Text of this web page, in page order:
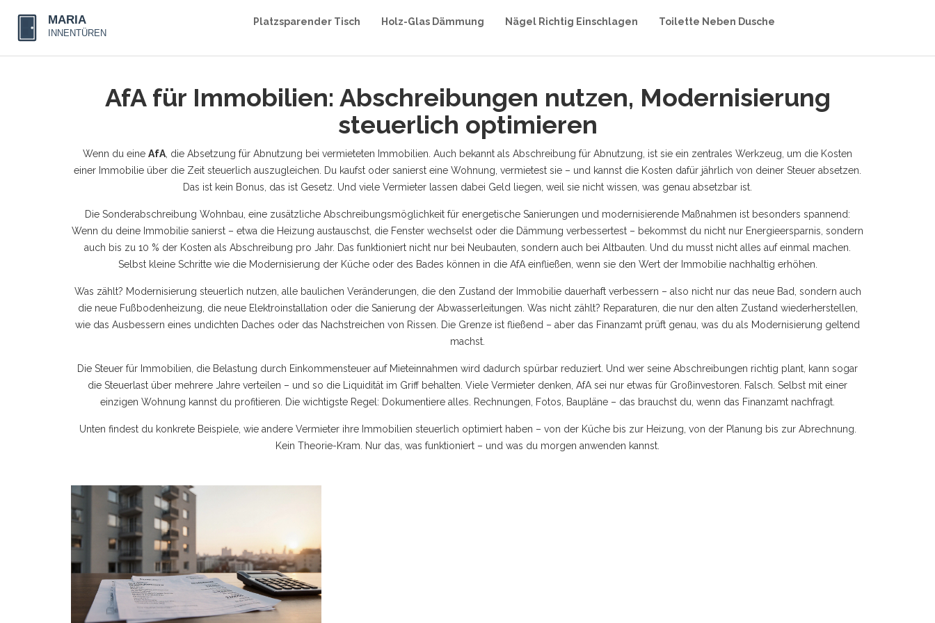
Platzsparender Tisch Holz-Glas Dämmung Nägel Richtig Einschlagen Toilette Neben Dusche
AfA für Immobilien: Abschreibungen nutzen, Modernisierung
steuerlich optimieren
Wenn du eine AfA die Absetzung für Abnutzung bei vermieteten Immobilien . Auch bekannt als Abschreibung für Abnutzung , ist sie ein zentrales Werkzeug, um die Kosten
einer Immobilie über die Zeit steuerlich auszugleichen.
Du kaufst oder sanierst eine Wohnung, vermietest sie – und kannst die Kosten dafür jährlich von deiner Steuer absetzen.
Das ist kein Bonus, das ist Gesetz. Und viele Vermieter lassen dabei Geld liegen, weil sie nicht wissen, was genau absetzbar ist.
Die Sonderabschreibung Wohnbau eine zusätzliche Abschreibungsmöglichkeit für energetische Sanierungen und modernisierende Maßnahmen ist besonders spannend:
Wenn du deine Immobilie sanierst – etwa die Heizung austauschst, die Fenster wechselst oder die Dämmung verbessertest – bekommst du nicht nur Energieersparnis, sondern
auch bis zu 10 % der Kosten als Abschreibung pro Jahr. Das funktioniert nicht nur bei Neubauten, sondern auch bei Altbauten. Und du musst nicht alles auf einmal machen.
Selbst kleine Schritte wie die Modernisierung der Küche oder des Bades können in die AfA einfließen, wenn sie den Wert der Immobilie nachhaltig erhöhen.
Was zählt? Modernisierung steuerlich nutzen alle baulichen Veränderungen, die den Zustand der Immobilie dauerhaft verbessern – also nicht nur das neue Bad, sondern auch
die neue Fußbodenheizung, die neue Elektroinstallation oder die Sanierung der Abwasserleitungen. Was nicht zählt? Reparaturen, die nur den alten Zustand wiederherstellen,
wie das Ausbessern eines undichten Daches oder das Nachstreichen von Rissen. Die Grenze ist fließend – aber das Finanzamt prüft genau, was du als Modernisierung geltend
machst.
Die Steuer für Immobilien die Belastung durch Einkommensteuer auf Mieteinnahmen wird dadurch spürbar reduziert. Und wer seine Abschreibungen richtig plant, kann sogar
die Steuerlast über mehrere Jahre verteilen – und so die Liquidität im Griff behalten. Viele Vermieter denken, AfA sei nur etwas für Großinvestoren. Falsch. Selbst mit einer
einzigen Wohnung kannst du profitieren. Die wichtigste Regel: Dokumentiere alles. Rechnungen, Fotos, Baupläne – das brauchst du, wenn das Finanzamt nachfragt.
Unten findest du konkrete Beispiele, wie andere Vermieter ihre Immobilien steuerlich optimiert haben – von der Küche bis zur Heizung, von der Planung bis zur Abrechnung.
Kein Theorie-Kram. Nur das, was funktioniert – und was du morgen anwenden kannst.